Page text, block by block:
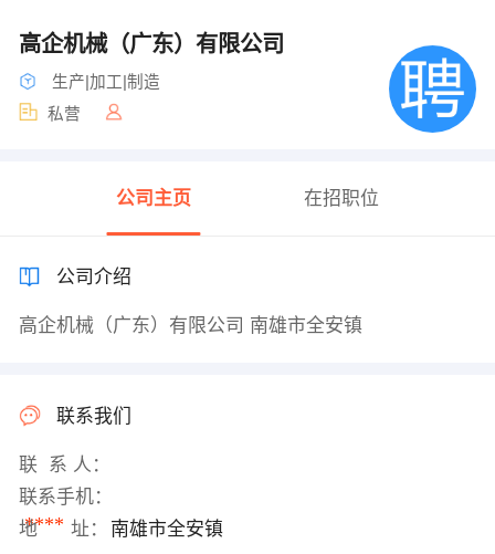
高企机械（广东）有限公司
生产|加工|制造
私营
公司主页 在招职位
公司介绍
高企机械（广东）有限公司 南雄市全安镇
联系我们
联 系 人：
联系手机：
****
地 址： 南雄市全安镇